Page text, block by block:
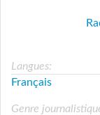
Langues:
Français
Genre